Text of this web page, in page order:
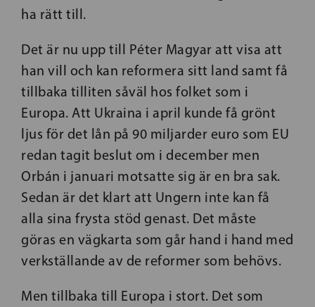
ha rätt till.
Det är nu upp till Péter Magyar att visa att
han vill och kan reformera sitt land samt få
tillbaka tilliten såväl hos folket som i
Europa. Att Ukraina i april kunde få grönt
ljus för det lån på 90 miljarder euro som EU
redan tagit beslut om i december men
Orbán i januari motsatte sig är en bra sak.
Sedan är det klart att Ungern inte kan få
alla sina frysta stöd genast. Det måste
göras en vägkarta som går hand i hand med
verkställande av de reformer som behövs.
Men tillbaka till Europa i stort. Det som